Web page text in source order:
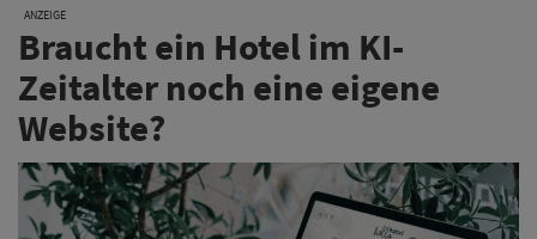
ANZEIGE
Braucht ein Hotel im KI-
Zeitalter noch eine eigene
Website?